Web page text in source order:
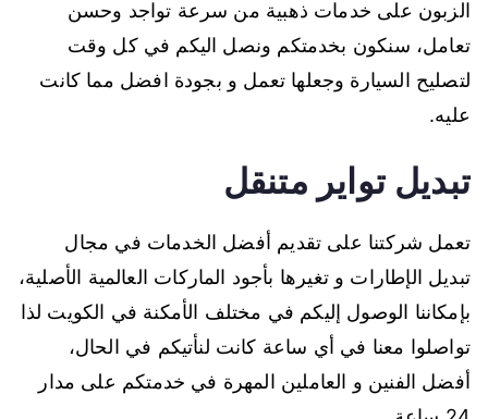
الزبون على خدمات ذهبية من سرعة تواجد وحسن
تعامل، سنكون بخدمتكم ونصل اليكم في كل وقت
لتصليح السيارة وجعلها تعمل و بجودة افضل مما كانت
عليه.
تبديل تواير متنقل
تعمل شركتنا على تقديم أفضل الخدمات في مجال
تبديل الإطارات و تغيرها بأجود الماركات العالمية الأصلية،
بإمكاننا الوصول إليكم في مختلف الأمكنة في الكويت لذا
تواصلوا معنا في أي ساعة كانت لنأتيكم في الحال،
أفضل الفنين و العاملين المهرة في خدمتكم على مدار